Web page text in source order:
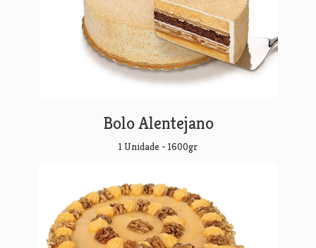
Bolo Alentejano
1 Unidade - 1600gr